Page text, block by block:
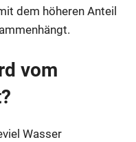
dem höheren Anteil
vom
Wasser